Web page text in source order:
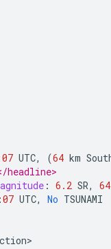
07 UTC, (64 km
headline>
: 6.2 SR,
64
:07 UTC, No TSUNAMI